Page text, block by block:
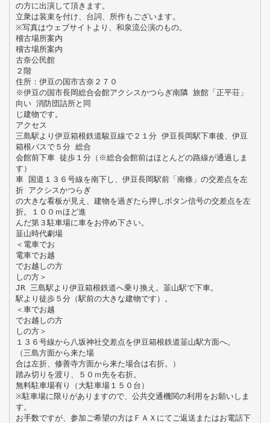
の方に出演して頂きます。
立衆は装束を付け、台詞、所作もございます。
※写真はウェブサイトより、和泉流公演のもの。
稽古場所案内
稽古場所案内
古奈公民館
２階
住所：伊豆の国市古奈２７０
※伊豆の国市長岡総合会館アクシスかつらぎ南隣 旅館「正平荘」
向い 消防団詰所と同
じ建物です。
アクセス
三島駅より伊豆箱根鉄道駿豆線で２１分 伊豆長岡駅下車後、伊豆
箱根バスで５分 総合
会館前下車 徒歩１分（※総合会館前はほとんどの路線が通過しま
す）
車 国道１３６号線を南下し、伊豆長岡駅前「南條」の交差点を左
折 アクシスかつらぎ
の大きな看板が見え、建物を過ぎたら押しボタン信号の交差点を左
折。１００ｍほど進
んだ第３駐車場に車をお停め下さい。
韮山時代劇場
＜電車でお
電車でお越
でお越しの方
しの方＞
JR 三島駅より伊豆箱根鉄道へ乗り換え。韮山駅で下車。
駅より徒歩５分（駅前の大きな建物です）。
＜車でお越
でお越しの方
しの方＞
１３６号線から八坂神社交差点を伊豆箱根鉄道韮山駅方面へ。
（三島方面から来た場
合は左折、修善寺方面から来た場合は右折。）
踏み切りを渡り、５０ｍ先を右折。
無料駐車場有り（大駐車場１５０台）
※駐車場に限りがありますので、公共交通機関の利用をお願いしま
す。
お手数ですが、参加ご希望の方はＦＡＸにてご返送またはお電話下